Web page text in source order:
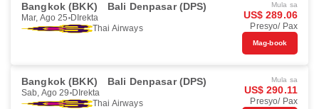
Bangkok (BKK) Bali Denpasar (DPS)
Mar, Ago 25 DIrekta
Thai Airways
Mula sa
US$ 289.06
Presyo/ Pax
Mag-book
Bangkok (BKK) Bali Denpasar (DPS)
Sab, Ago 29 DIrekta
Thai Airways
Mula sa
US$ 290.11
Presyo/ Pax